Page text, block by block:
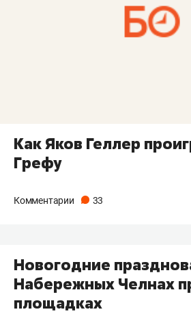
Как Яков Геллер
Грефу
Комментарии 33
Новогодние
Набережных Челнах
площадках